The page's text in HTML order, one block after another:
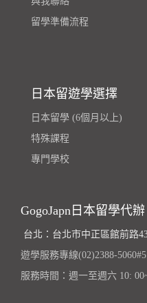
留學準備流程
日本留遊學選擇
日本留學 (6個月以上)
特殊課程
專門學校
GogoJapn日本留學代辦
台北：台北市中正區館前路
遊學服務專線(02)2388-
服務時間：週一至週六 10: